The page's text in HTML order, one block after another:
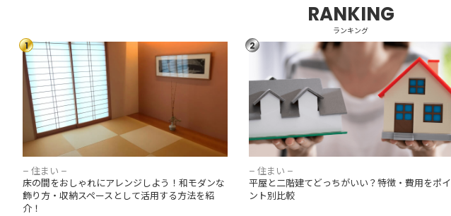
RANKING
ランキング
1
床の間をおしゃれにアレンジしよう！和モダ
ンな飾り方・収納スペースとして活用する方
法を紹介！
– 住まい –
床の間をおしゃれにアレンジしよう！和モダンな
飾り方・収納スペースとして活用する方法を紹
介！
2
平屋と二階建てどっちがいい？特徴・費用を
ポイント別比較
– 住まい –
平屋と二階建てどっちがいい？特徴・費用をポイ
ント別比較